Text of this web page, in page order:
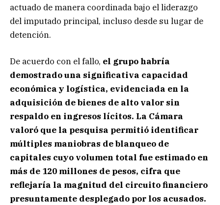
actuado de manera coordinada bajo el liderazgo
del imputado principal, incluso desde su lugar de
detención.
De acuerdo con el fallo, el grupo habría
demostrado una significativa capacidad
económica y logística, evidenciada en la
adquisición de bienes de alto valor sin
respaldo en ingresos lícitos. La Cámara
valoró que la pesquisa permitió identificar
múltiples maniobras de blanqueo de
capitales cuyo volumen total fue estimado en
más de 120 millones de pesos, cifra que
reflejaría la magnitud del circuito financiero
presuntamente desplegado por los acusados.